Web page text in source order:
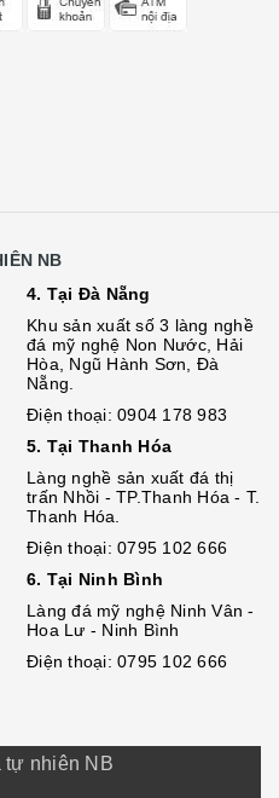
NB
4. Tại Đà Nẵng
Khu sản xuất số 3 làng nghề
đá mỹ nghệ Non Nước, Hải
Hòa, Ngũ Hành Sơn, Đà
Nẵng.
Điện thoại: 0904 178 983
5. Tại Thanh Hóa
Làng nghề sản xuất đá thị
trấn Nhồi - TP.Thanh Hóa - T.
Thanh Hóa.
Điện thoại: 0795 102 666
6. Tại Ninh Bình
Làng đá mỹ nghệ Ninh Vân -
Hoa Lư - Ninh Bình
Điện thoại: 0795 102 666
tự nhiên NB